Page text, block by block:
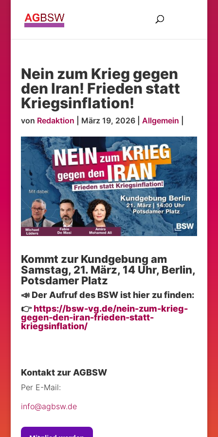
Nein zum Krieg gegen
den Iran! Frieden statt
Kriegsinflation!
von Redaktion März 19, 2026| Allgemein
Kommt zur Kundgebung am
Samstag, 21. März, 14 Uhr, Berlin,
Potsdamer Platz
📣 Der Aufruf des BSW ist hier zu finden:
👉https://bsw-vg.de/nein-zum-krieg-
gegen-den-iran-frieden-statt-
kriegsinflation/
Kontakt zur AGBSW
Per E-Mail:
info@agbsw.de